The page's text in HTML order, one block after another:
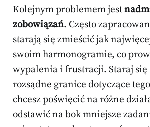
Kolejnym problemem jest
zobowiązań. Często
starają się zmieścić jak
swoim harmonogramie, co
wypalenia i frustracji. Staraj się
rozsądne granice dotyczące
chcesz poświęcić na różne
odstawić na bok mniejsze